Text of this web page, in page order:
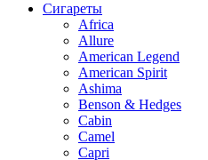
Сигареты
Africa
Allure
American Legend
American Spirit
Ashima
Benson & Hedges
Cabin
Camel
Capri